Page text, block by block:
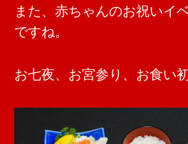
また、赤ちゃんのお祝いイ
ですね。
お七夜、お宮参り、お食い初